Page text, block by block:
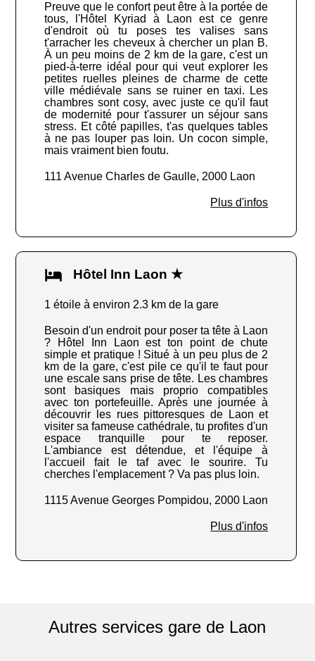
Preuve que le confort peut être à la portée de
tous, l'Hôtel Kyriad à Laon est ce genre
d'endroit où tu poses tes valises sans
t'arracher les cheveux à chercher un plan B.
À un peu moins de 2 km de la gare, c'est un
pied-à-terre idéal pour qui veut explorer les
petites ruelles pleines de charme de cette
ville médiévale sans se ruiner en taxi. Les
chambres sont cosy, avec juste ce qu'il faut
de modernité pour t'assurer un séjour sans
stress. Et côté papilles, t'as quelques tables
à ne pas louper pas loin. Un cocon simple,
mais vraiment bien foutu.
111 Avenue Charles de Gaulle, 2000 Laon
Plus d'infos
Hôtel Inn Laon ★
1 étoile à environ 2.3 km de la gare
Besoin d'un endroit pour poser ta tête à Laon
? Hôtel Inn Laon est ton point de chute
simple et pratique ! Situé à un peu plus de 2
km de la gare, c'est pile ce qu'il te faut pour
une escale sans prise de tête. Les chambres
sont basiques mais proprio compatibles
avec ton portefeuille. Après une journée à
découvrir les rues pittoresques de Laon et
visiter sa fameuse cathédrale, tu profites d'un
espace tranquille pour te reposer.
L'ambiance est détendue, et l'équipe à
l'accueil fait le taf avec le sourire. Tu
cherches l'emplacement ? Va pas plus loin.
1115 Avenue Georges Pompidou, 2000 Laon
Plus d'infos
Autres services gare de Laon